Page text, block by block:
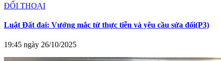
ĐỐI THOẠI
Luật Đất đai: Vướng mắc từ thực tiễn và yêu cầu sửa đổi(P3)
19:45 ngày 26/10/2025